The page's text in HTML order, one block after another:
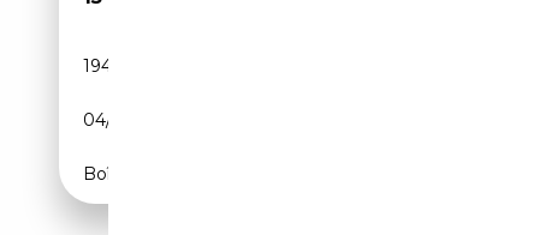
194 300 km
04/2012
Boîte automatique